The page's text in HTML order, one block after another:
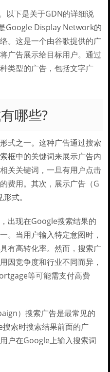
以下是关于GDN的详细说
Google Display Network的
。这是一个由谷歌提供的广
广告展示给目标用户。通过
类型的广告，包括文字广
哪些?
式之一。这种广告通过搜索
框中的关键词来展示广告内
关关键词，一旦有用户点击
费用。其次，展示广告（G
式。
出现在Google搜索结果的
。当用户输入特定意图时，
有高转化率。然而，搜索广
因竞争度和行业不同而异，
等可能需支付高费
）搜索广告是最常见的
索时搜索结果前面的广
户在Google上输入搜索词